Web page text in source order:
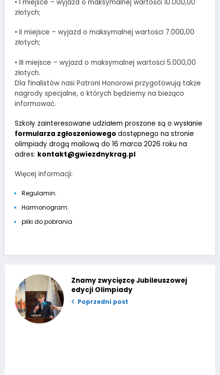
• I miejsce – wyjazd o maksymalnej wartości 10.000,00
złotych;
• II miejsce – wyjazd o maksymalnej wartości 7.000,00
złotych;
• III miejsce – wyjazd o maksymalnej wartości 5.000,00
złotych.
Dla finalistów nasi Patroni Honorowi przygotowują także
nagrody specjalne, o których będziemy na bieżąco
informować.
Szkoły zainteresowane udziałem proszone są o wysłanie
formularza zgłoszeniowego dostępnego na stronie
olimpiady drogą mailową do 16 marca 2026 roku na
adres: kontakt@gwiezdnykrag.pl
Więcej informacji:
Regulamin;
Harmonogram;
pliki do pobrania.
Znamy zwycięzcę Jubileuszowej
edycji Olimpiady
Poprzedni post